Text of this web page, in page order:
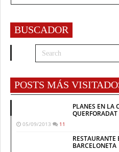
BUSCADOR
POSTS MÁS
PLANES EN LA
QUERFORADAT
05/09/2013 11
RESTAURANTE
BARCELONETA